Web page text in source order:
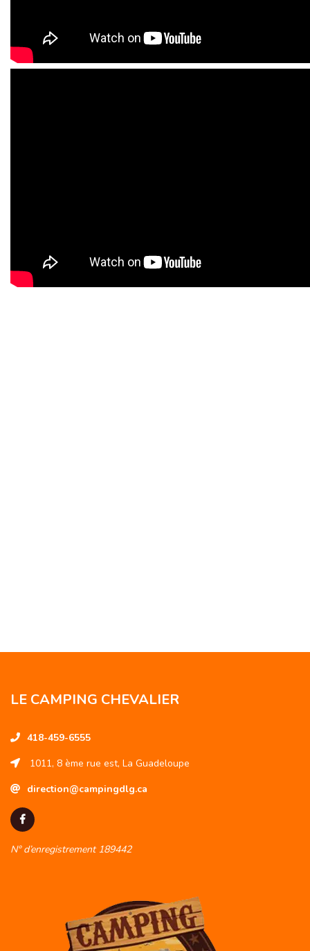
LE CAMPING CHEVALIER
418-459-6555
1011, 8 ème rue est, La Guadeloupe
direction@campingdlg.ca
N° d’enregistrement 189442